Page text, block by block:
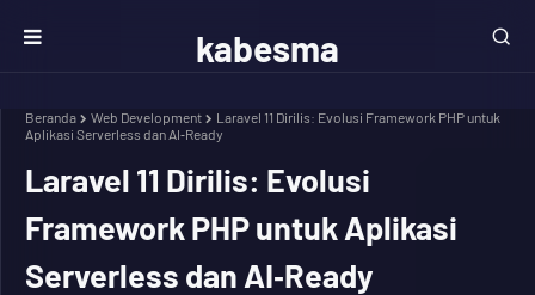
kabesma
Beranda Web Development
Laravel 11 Dirilis: Evolusi Framework PHP untuk
Aplikasi Serverless dan AI‑Ready
Laravel 11 Dirilis: Evolusi
Framework PHP untuk Aplikasi
Serverless dan AI‑Ready